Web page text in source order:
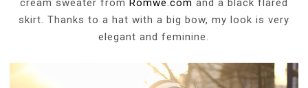
cream sweater from Romwe.com and a black flared
skirt. Thanks to a hat with a big bow, my look is very
elegant and feminine.